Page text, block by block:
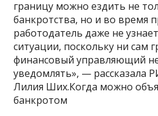
границу можно ездить не
банкротства, но и во время
работодатель даже не
ситуации, поскольку ни сам
финансовый управляющий
уведомлять», — рассказала
Лилия Ших.Когда можно
банкротом